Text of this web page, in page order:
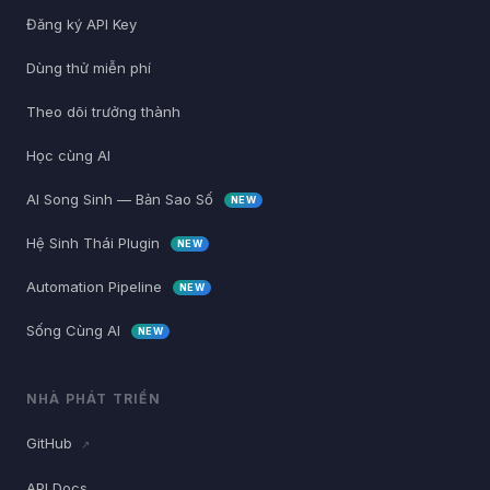
Đăng ký API Key
Dùng thử miễn phí
Theo dõi trưởng thành
Học cùng AI
AI Song Sinh — Bản Sao Số NEW
Hệ Sinh Thái Plugin NEW
Automation Pipeline NEW
Sống Cùng AI NEW
NHÀ PHÁT TRIỂN
GitHub ↗